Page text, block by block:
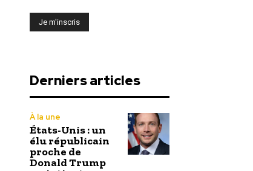
Derniers articles
À la une
États-Unis : un
élu républicain
proche de
Donald Trump